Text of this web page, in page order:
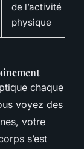
de l’activité
physique
chaque
voyez des
votre
s’est